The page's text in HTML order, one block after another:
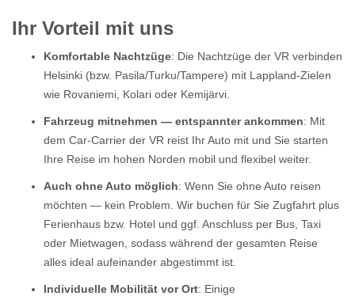
Ihr Vorteil mit uns
Komfortable Nachtzüge: Die Nachtzüge der VR verbinden
Helsinki (bzw. Pasila/Turku/Tampere) mit Lappland-Zielen
wie Rovaniemi, Kolari oder Kemijärvi.
Fahrzeug mitnehmen — entspannter ankommen: Mit
dem Car-Carrier der VR reist Ihr Auto mit und Sie starten
Ihre Reise im hohen Norden mobil und flexibel weiter.
Auch ohne Auto möglich: Wenn Sie ohne Auto reisen
möchten — kein Problem. Wir buchen für Sie Zugfahrt plus
Ferienhaus bzw. Hotel und ggf. Anschluss per Bus, Taxi
oder Mietwagen, sodass während der gesamten Reise
alles ideal aufeinander abgestimmt ist.
Individuelle Mobilität vor Ort: Einige